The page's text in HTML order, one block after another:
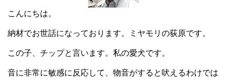
こんにちは。
納材でお世話になっております。ミヤモリの荻原です。
この子、チップと言います。私の愛犬です。
音に非常に敏感に反応して、物音がすると吠えるわけでは